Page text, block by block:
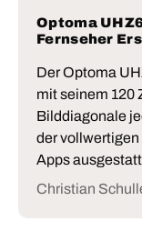
Optoma
Fernseher
Der Optoma
mit seinem 120
Bilddiagonale
der
Apps
Christian